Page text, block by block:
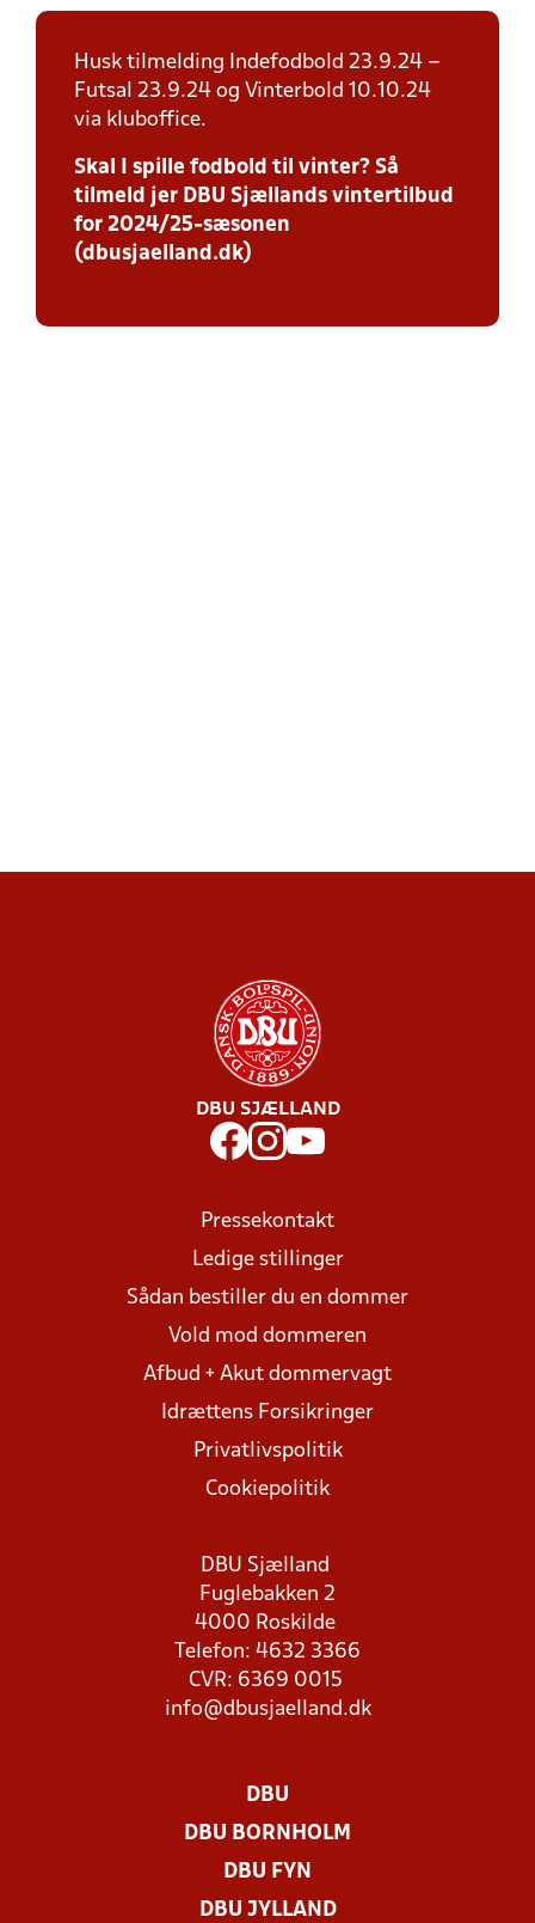
Husk tilmelding Indefodbold 23.9.24 –
Futsal 23.9.24 og Vinterbold 10.10.24
via kluboffice.
Skal I spille fodbold til vinter? Så
tilmeld jer DBU Sjællands vintertilbud
for 2024/25-sæsonen
(dbusjaelland.dk)
DBU SJÆLLAND
Pressekontakt
Ledige stillinger
Sådan bestiller du en dommer
Vold mod dommeren
Afbud + Akut dommervagt
Idrættens Forsikringer
Privatlivspolitik
Cookiepolitik
DBU Sjælland
Fuglebakken 2
4000 Roskilde
Telefon: 4632 3366
CVR: 6369 0015
info@dbusjaelland.dk
DBU
DBU BORNHOLM
DBU FYN
DBU JYLLAND